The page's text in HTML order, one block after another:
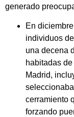
generado
En
individuos
una decena
habitadas
Madrid,
cerramiento
forzando